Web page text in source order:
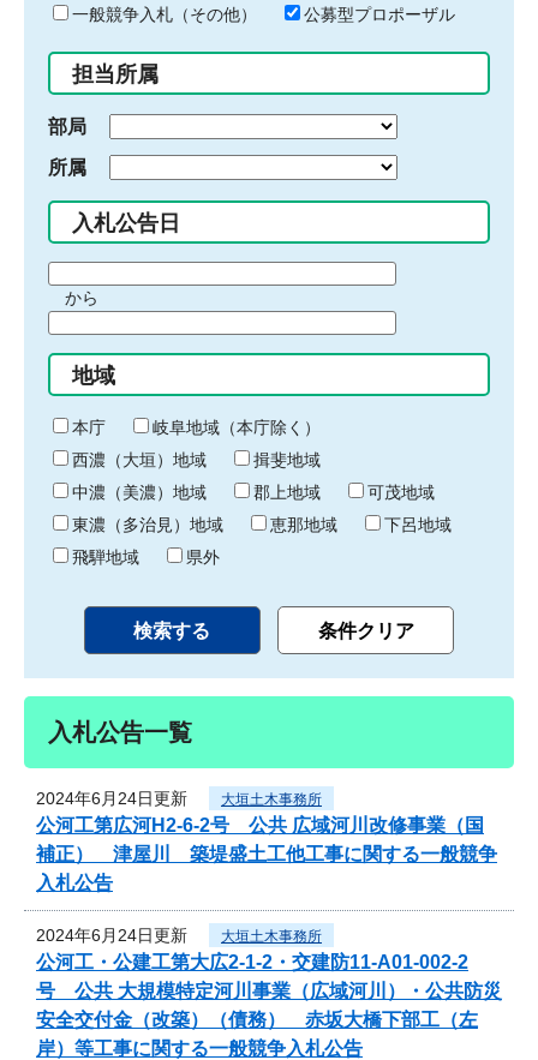
ド
入
力
一般競争入札（その他）
公募型プロポーザル
担当所属
部局
所属
入札公告日
間
始
り
から
間
終
わ
り
地域
本庁
岐阜地域（本庁除く）
西濃（大垣）地域
揖斐地域
中濃（美濃）地域
郡上地域
可茂地域
東濃（多治見）地域
恵那地域
下呂地域
飛騨地域
県外
入札公告一覧
2024年6月24日更新 大垣土木事務所
公河工第広河H2-6-2号 公共 広域河川改修事業（国
補正） 津屋川 築堤盛土工他工事に関する一般競争
入札公告
2024年6月24日更新 大垣土木事務所
公河工・公建工第大広2-1-2・交建防11-A01-002-2
号 公共 大規模特定河川事業（広域河川）・公共防災
安全交付金（改築）（債務） 赤坂大橋下部工（左
岸）等工事に関する一般競争入札公告